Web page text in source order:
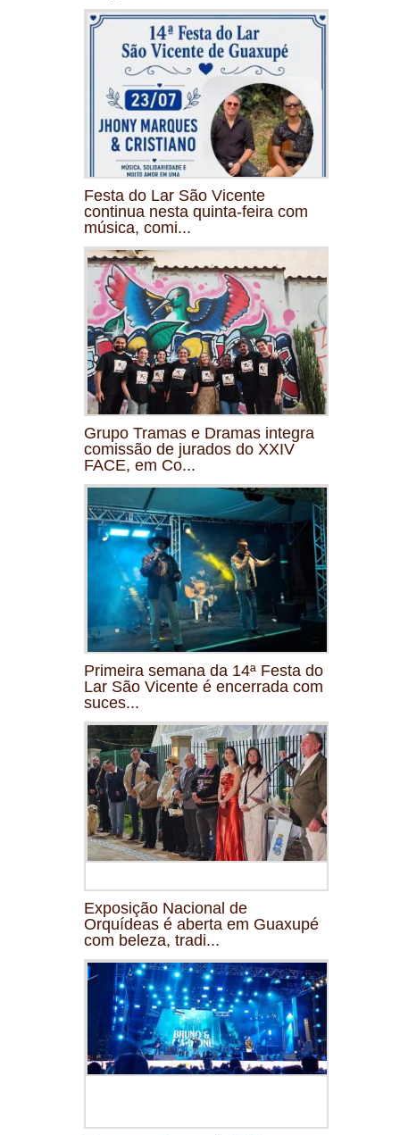
Festa do Lar São Vicente
continua nesta quinta-feira com
música, comi...
Grupo Tramas e Dramas integra
comissão de jurados do XXIV
FACE, em Co...
Primeira semana da 14ª Festa do
Lar São Vicente é encerrada com
suces...
Exposição Nacional de
Orquídeas é aberta em Guaxupé
com beleza, tradi...